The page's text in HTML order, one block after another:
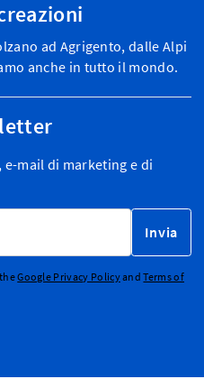
ad Agrigento, dalle Alpi
anche in tutto il mondo.
mail di marketing e di
Invia
theGoogle Privacy PolicyandTerms of